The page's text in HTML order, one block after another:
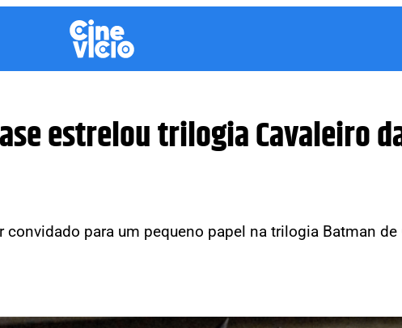
estrelou trilogia Cavaleiro
convidado para um pequeno papel na trilogia Batman